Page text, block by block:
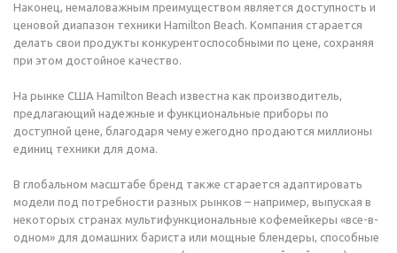
Наконец, немаловажным преимуществом является доступность и
ценовой диапазон техники Hamilton Beach. Компания старается
делать свои продукты конкурентоспособными по цене, сохраняя
при этом достойное качество.
На рынке США Hamilton Beach известна как производитель,
предлагающий надежные и функциональные приборы по
доступной цене, благодаря чему ежегодно продаются миллионы
единиц техники для дома.
В глобальном масштабе бренд также старается адаптировать
модели под потребности разных рынков – например, выпуская в
некоторых странах мультифункциональные кофемейкеры «все-в-
одном» для домашних бариста или мощные блендеры, способные